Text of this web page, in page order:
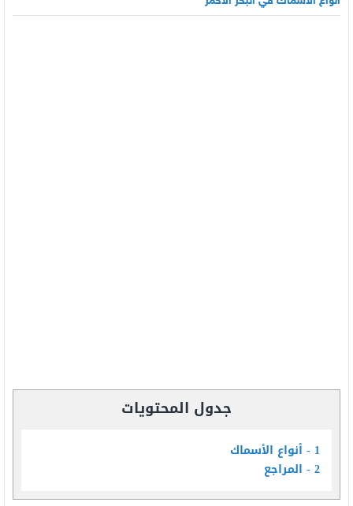
جدول المحتويات
1
أنواع الأسماك
2 المراجع